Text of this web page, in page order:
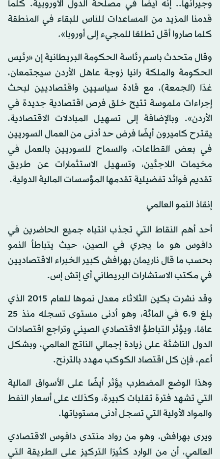
وجيرانها.. إنه أيضًا في مصلحة الدول الأوروبية. كلما
قدمنا المزيد من المساعدات للناس للبقاء في المنطقة
كلما صاروا أقل تطلعًا للمجيء إلى أوروبا».
وقال متحدث باسم رئاسة الحكومة البريطانية إن «رئيس
الحكومة والملكة رانيا زوجة عاهل الأردن سيجتمعان،
غدًا (الجمعة)، مع قادة سياسيين واقتصاديين لبحث
إجراءات ملموسة تتيح خلق فرص اقتصادية جديدة في
الأردن». وبالإضافة إلى تسهيل المبادلات الاقتصادية،
يقترح كاميرون أيضًا فرض حد أدنى من العمال السوريين
في بعض القطاعات، والسماح للسوريين بالعمل في
مخيمات اللاجئين، وتسهيل الاستثمارات عن طريق
تقديم فوائد تفضيلية تقدمها المؤسسات المالية الدولية.
إنقاذ النمو العالمي
أحد أهم النقاط التي تجذب انتباه جميع الحاضرين في
دافوس هو ما يجري في الصين، حيث يتباطأ النمو
بحسب ما قال ناريمان بهرافش كبير الخبراء الاقتصاديين
في مكتب الاستشارات البريطاني أي إتش إس.
وقد نشرت بكين الثلاثاء معدل نموها للعام 2015 الذي
بلغ 6.9 في المائة، وهو أدنى مستوى تسجله منذ 25
عامًا. ويؤثر التباطؤ الاقتصادي الصيني وتراجع اقتصادات
الدول الناشئة على زيادة إجمالي الناتج العالمي، وبشكل
أعم، فإن كل اقتصاد الكوكب مهدد بالترنح.
وهذا الوضع المضطرب يؤثر أيضًا على الأسواق المالية
التي تشهد فترة تقلبات كبيرة، وكذلك على أسعار النفط
والمواد الأولية التي تسجل أدنى مستوياتها.
ويرى بهرافش، وهو من رواد منتدى دافوس الاقتصادي
العالمي، أن من الوارد كثيرًا التركيز على الطريقة التي